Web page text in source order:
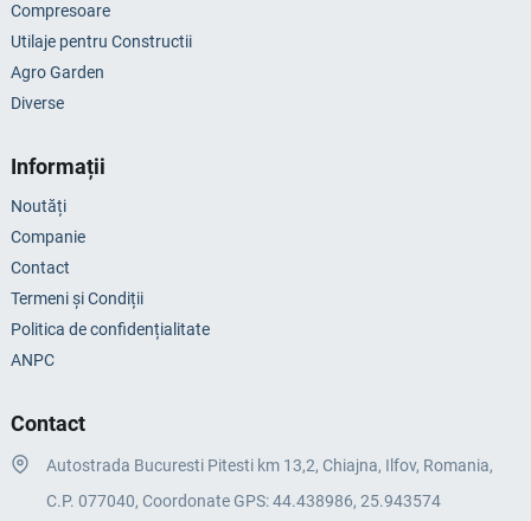
Compresoare
Utilaje pentru Constructii
Agro Garden
Diverse
Informații
Noutăți
Companie
Contact
Termeni și Condiții
Politica de confidențialitate
ANPC
Contact
Autostrada Bucuresti Pitesti km 13,2, Chiajna, Ilfov, Romania,
C.P. 077040, Coordonate GPS: 44.438986, 25.943574